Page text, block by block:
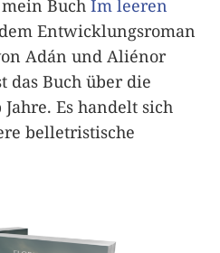
Buch Im leeren
Entwicklungsroman
Adán und Aliénor
das Buch über die
Es handelt sich
belletristische